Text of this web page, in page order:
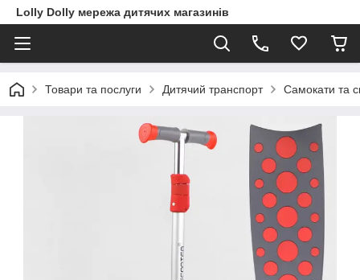
Lolly Dolly мережа дитячих магазинів
Товари та послуги Дитячий транспорт Самокати та